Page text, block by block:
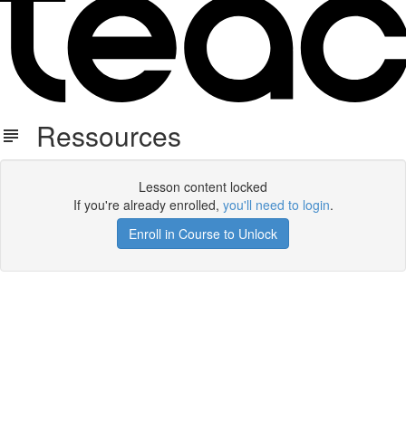
Ressources
Lesson content locked
If you're already enrolled, you'll need to login.
Enroll in Course to Unlock